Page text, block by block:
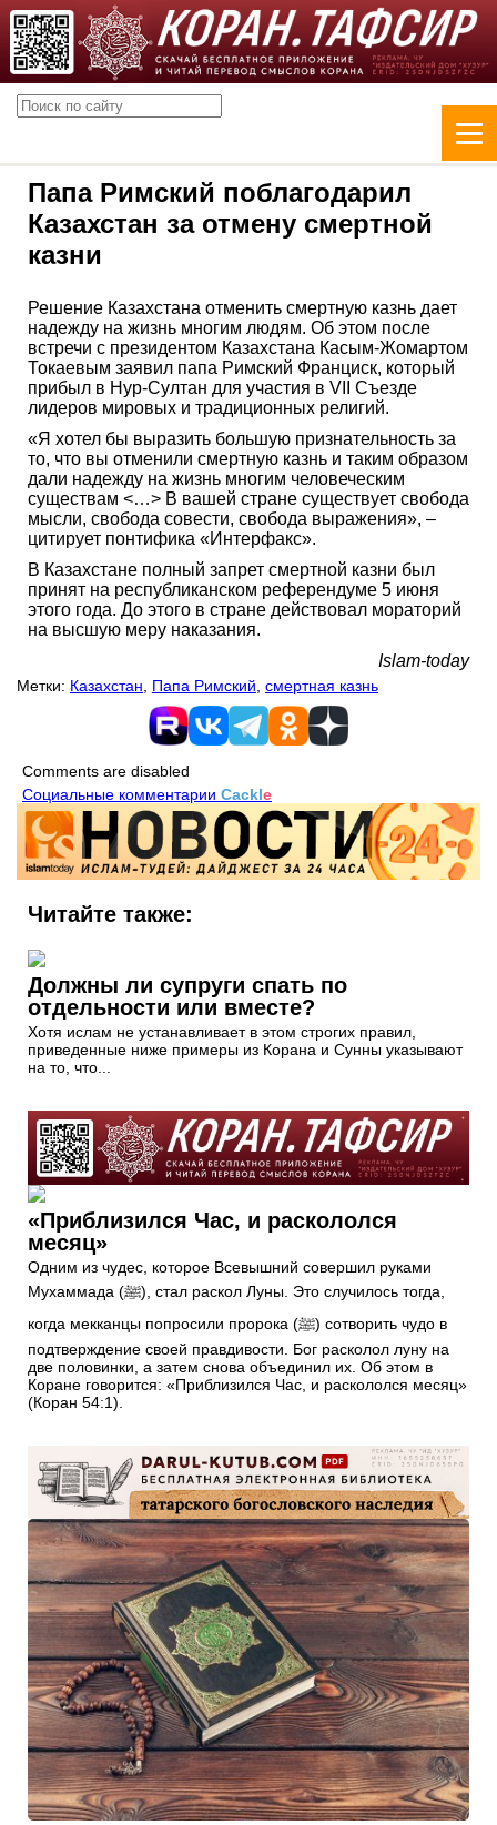
Папа Римский поблагодарил
Казахстан за отмену смертной
казни
Решение Казахстана отменить смертную казнь дает
надежду на жизнь многим людям. Об этом после
встречи с президентом Казахстана Касым-Жомартом
Токаевым заявил папа Римский Франциск, который
прибыл в Нур-Султан для участия в VII Съезде
лидеров мировых и традиционных религий.
«Я хотел бы выразить большую признательность за
то, что вы отменили смертную казнь и таким образом
дали надежду на жизнь многим человеческим
существам <…> В вашей стране существует свобода
мысли, свобода совести, свобода выражения», –
цитирует понтифика «Интерфакс».
В Казахстане полный запрет смертной казни был
принят на республиканском референдуме 5 июня
этого года. До этого в стране действовал мораторий
на высшую меру наказания.
Islam-today
Метки: Казахстан Папа Римский смертная казнь
Comments are disabled
Социальные комментарии Cackle
Читайте также:
Должны ли супруги спать по
отдельности или вместе?
Хотя ислам не устанавливает в этом строгих правил,
приведенные ниже примеры из Корана и Сунны указывают
на то, что...
«Приблизился Час, и раскололся
месяц»
Одним из чудес, которое Всевышний совершил руками
Мухаммада (ﷺ), стал раскол Луны. Это случилось тогда,
когда мекканцы попросили пророка (ﷺ) сотворить чудо в
подтверждение cвоей правдивости. Бог расколол луну на
две половинки, а затем снова объединил их. Об этом в
Коране говорится: «Приблизился Час, и раскололся месяц»
(Коран 54:1).